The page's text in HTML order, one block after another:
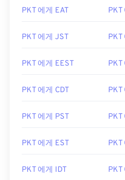
PKT 에게 EAT PKT
PKT 에게 JST PKT
PKT 에게 EEST PKT
PKT 에게 CDT PKT
PKT 에게 PST PKT
PKT 에게 EST PKT
PKT 에게 IDT PKT